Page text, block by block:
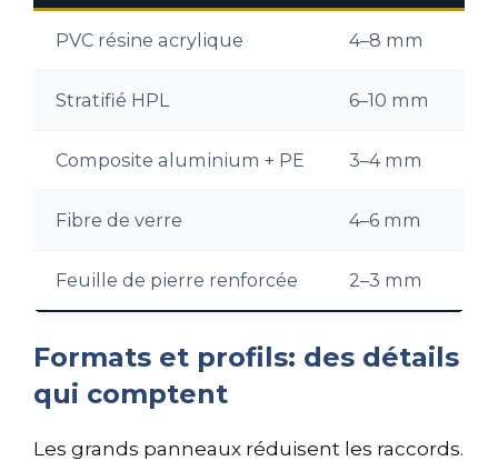
PVC résine acrylique 4–8 mm
Stratifié HPL 6–10 mm
Composite aluminium + PE 3–4 mm
Fibre de verre 4–6 mm
Feuille de pierre renforcée 2–3 mm
Formats et profils: des détails
qui comptent
Les grands panneaux réduisent les raccords.